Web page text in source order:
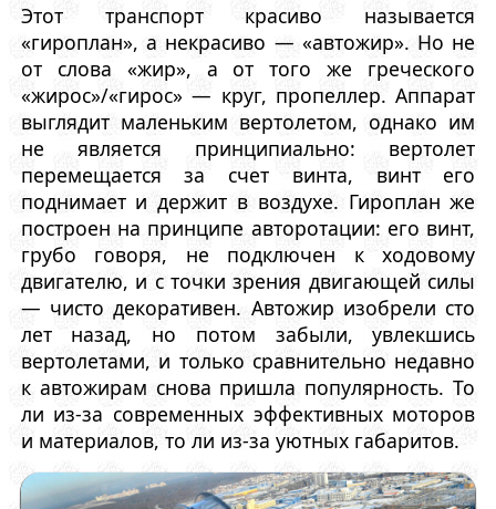
Этот транспорт красиво называется
«гироплан», а некрасиво — «автожир». Но не
от слова «жир», а от того же греческого
«жирос»/«гирос» — круг, пропеллер. Аппарат
выглядит маленьким вертолетом, однако им
не является принципиально: вертолет
перемещается за счет винта, винт его
поднимает и держит в воздухе. Гироплан же
построен на принципе авторотации: его винт,
грубо говоря, не подключен к ходовому
двигателю, и с точки зрения двигающей силы
— чисто декоративен. Автожир изобрели сто
лет назад, но потом забыли, увлекшись
вертолетами, и только сравнительно недавно
к автожирам снова пришла популярность. То
ли из-за современных эффективных моторов
и материалов, то ли из-за уютных габаритов.